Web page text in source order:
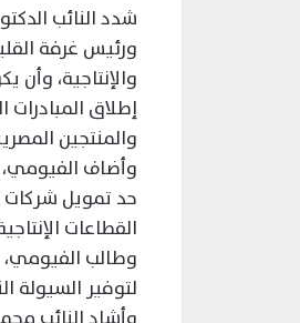
شدد النائب
ورئيس غرفة
والإنتاجية،
إطلاق
والمنتجين
وأضاف
حد تمويل
القطاعات
وطالب
لتوفير السيولة